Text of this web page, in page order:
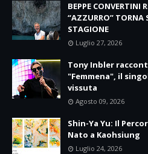
BEPPE CONVERTINI
“AZZURRO” TORNA
STAGIONE
Luglio 27, 2026
Tony Inbler
"Femmena", il
vissuta
Agosto 09, 2026
Shin-Ya Yu: Il
Nato a Kaohsiung
Luglio 24, 2026